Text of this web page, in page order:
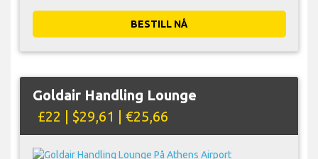
BESTILL NÅ
Goldair Handling Lounge
£22 | $29,61 | €25,66